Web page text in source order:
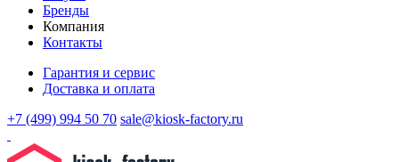
Бренды
Компания
Контакты
Гарантия и сервис
Доставка и оплата
+7 (499) 994 50 70 sale@kiosk-factory.ru